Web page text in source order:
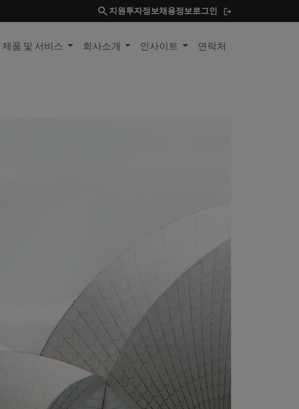
search 지원투자정보채용정보로그인
제품 및 서비스 회사소개 인사이트 연락처